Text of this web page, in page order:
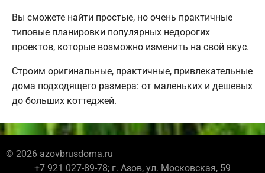
Вы сможете найти простые, но очень практичные
типовые планировки популярных недорогих
проектов, которые возможно изменить на свой вкус.
Строим оригинальные, практичные, привлекательные
дома подходящего размера: от маленьких и дешевых
до больших коттеджей.
© 2026 azovbrusdoma.ru
+7 921 027-89-78; г. Азов, ул. Московская, 59